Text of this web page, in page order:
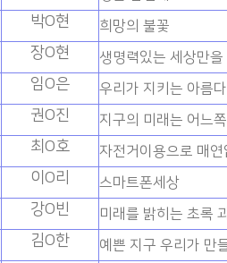
박O현 희망의 불꽃
장O현 생명력있는 세상만
임O은 우리가 지키는 아름
권O진 지구의 미래는 어느
최O호 자전거이용으로 매연
이O리 스마트폰세상
강O빈 미래를 밝히는 초록
김O한 예쁜 지구 우리가 만